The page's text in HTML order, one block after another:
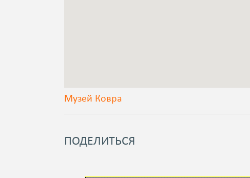
Музей Ковра
ПОДЕЛИТЬСЯ